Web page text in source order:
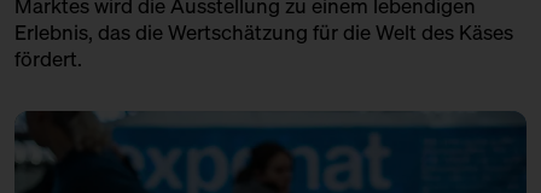
OUT
mit Ursula Heinzelmann
14:30 – 15:00 Klartext Käse: Reife
in Kooperation mit dem
Kulturverein Markthalle Neun
MAISON MARIE SEVERAC
Produktion + Affinage
MAÎTRE PHILIPPE & FILLES
Handel
Marktes wird die Ausstellung zu einem lebendigen
Erlebnis, das die Wertschätzung für die Welt des Käses
fördert.